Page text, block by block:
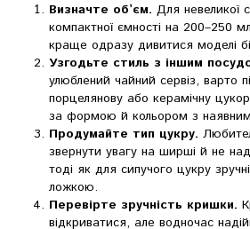
Визначте об’єм. Для невеликої
компактної ємності на 200–250
краще одразу дивитися моделі
Узгодьте стиль з іншим
улюблений чайний сервіз, варто
порцелянову або керамічну
за формою й кольором з
Продумайте тип цукру.
звернути увагу на ширші й не
тоді як для сипучого цукру
ложкою.
Перевірте зручність кришки.
відкриватися, але водночас